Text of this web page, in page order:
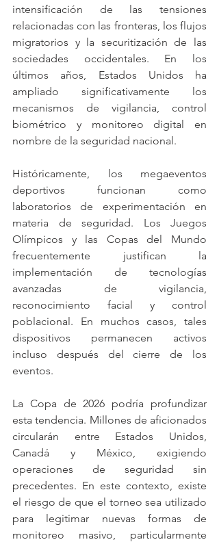
intensificación de las tensiones
relacionadas con las fronteras, los flujos
migratorios y la securitización de las
sociedades occidentales. En los
últimos años, Estados Unidos ha
ampliado significativamente los
mecanismos de vigilancia, control
biométrico y monitoreo digital en
nombre de la seguridad nacional.
Históricamente, los megaeventos
deportivos funcionan como
laboratorios de experimentación en
materia de seguridad. Los Juegos
Olímpicos y las Copas del Mundo
frecuentemente justifican la
implementación de tecnologías
avanzadas de vigilancia,
reconocimiento facial y control
poblacional. En muchos casos, tales
dispositivos permanecen activos
incluso después del cierre de los
eventos.
La Copa de 2026 podría profundizar
esta tendencia. Millones de aficionados
circularán entre Estados Unidos,
Canadá y México, exigiendo
operaciones de seguridad sin
precedentes. En este contexto, existe
el riesgo de que el torneo sea utilizado
para legitimar nuevas formas de
monitoreo masivo, particularmente